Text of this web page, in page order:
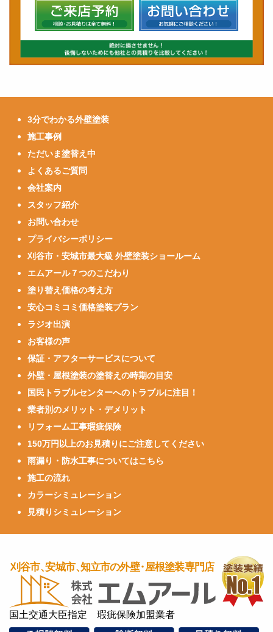
3分でわかる外壁塗装
施工事例
ただいま塗替え中
よくあるご質問
会社案内
スタッフ紹介
お問い合わせ
プライバシーポリシー
刈谷市・安城市最大級 外壁塗装ショールーム
エムアール７つのこだわり
塗り替え価格の考え方
安心コミコミ価格塗装プラン
ラジオ出演
お客様の声
保証・アフターサービスについて
外壁・屋根塗装の塗替えの時期の目安
国民トラブルセンターへのトラブルに注目！
業者別のメリット・デメリット
リフォーム工事瑕疵保険
150万円以上のお見積りにご注意してください
雨漏り・防水工事についてはこちら
施工の流れ
カラーシミュレーション
見積りシミュレーション
国土交通大臣指定 瑕疵保険加盟業者